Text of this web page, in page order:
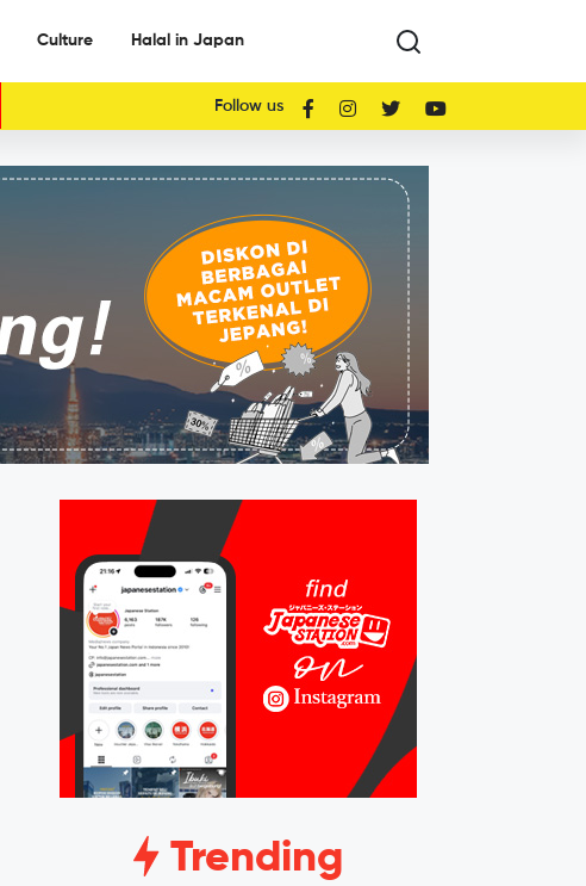
Culture Halal in Japan
Follow us
Trending